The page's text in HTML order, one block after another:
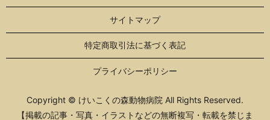
サイトマップ
特定商取引法に基づく表記
プライバシーポリシー
Copyright © けいこくの森動物病院 All Rights Reserved.
【掲載の記事・写真・イラストなどの無断複写・転載を禁じま